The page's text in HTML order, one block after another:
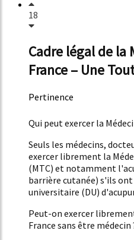
18
Cadre légal de la
France – Une
Pertinence
Qui peut exercer la
Seuls les médecins,
exercer librement la
(MTC) et notamment
barrière cutanée) s'ils
universitaire (DU)
Peut-on exercer
France sans être médecin